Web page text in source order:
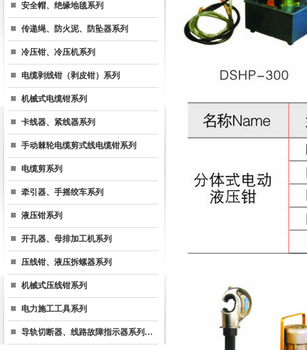
安全帽、绝缘地毯系列
传递绳、防火泥、防坠器系列
冷压钳、冷压机系列
电缆剥线钳（剥皮钳）系列
机械式电缆钳系列
卡线器、紧线器系列
手动棘轮电缆剪式线电缆钳系列
电缆剪系列
牵引器、手摇绞车系列
液压钳系列
开孔器、母排加工机系列
压线钳、液压拆螺器系列
机械式压线钳系列
电力施工工具系列
导轨切断器、线路故障指示器系列…